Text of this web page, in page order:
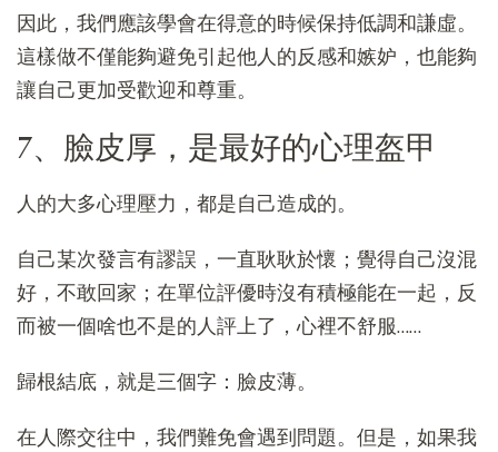
因此，我們應該學會在得意的時候保持低調和謙虛。
這樣做不僅能夠避免引起他人的反感和嫉妒，也能夠
讓自己更加受歡迎和尊重。
7、臉皮厚，是最好的心理盔甲
人的大多心理壓力，都是自己造成的。
自己某次發言有謬誤，一直耿耿於懷；覺得自己沒混
好，不敢回家；在單位評優時沒有積極能在一起，反
而被一個啥也不是的人評上了，心裡不舒服……
歸根結底，就是三個字：臉皮薄。
在人際交往中，我們難免會遇到問題。但是，如果我